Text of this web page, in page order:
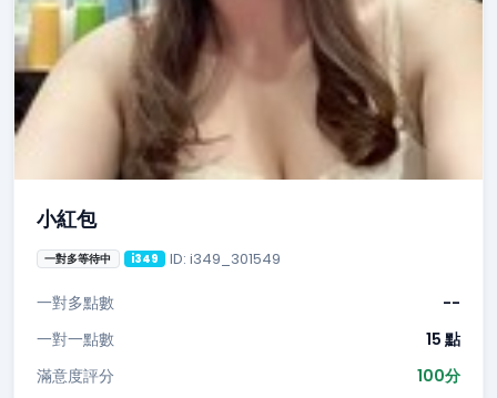
小紅包
一對多等待中 i349 ID: i349_301549
一對多點數
--
一對一點數
15 點
滿意度評分
100分